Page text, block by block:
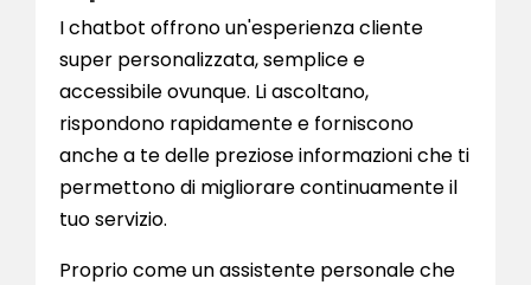
I chatbot offrono un'esperienza cliente
super personalizzata, semplice e
accessibile ovunque. Li ascoltano,
rispondono rapidamente e forniscono
anche a te delle preziose informazioni che ti
permettono di migliorare continuamente il
tuo servizio.
Proprio come un assistente personale che